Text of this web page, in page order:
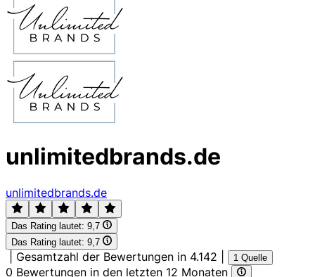
unlimitedbrands.de
unlimitedbrands.de
Das Rating lautet: 9,7
Das Rating lautet: 9,7
Gesamtzahl der Bewertungen in 4.142 1 Quelle
0 Bewertungen in den letzten 12 Monaten